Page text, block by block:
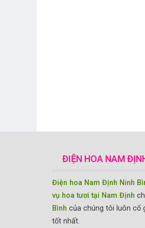
ĐIỆN HOA NAM
Điện hoa Nam Định Ninh
vụ hoa tươi tại Nam Định
Bình của chúng tôi luôn cố
tốt nhất.